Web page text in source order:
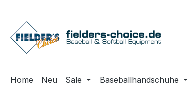
Home Neu Sale Baseballhandschuhe